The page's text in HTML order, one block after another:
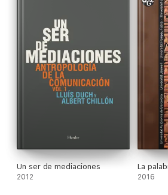
—reducido a la condición de consumidor
superstición del Progreso— y pone en
natural. En fin, permite que quienes
poder, tras los bastidores del teatro
sofisticado y ubicuo complejo
eficaz e inadvertida materialización de
dominio, constitutivas de ese ser de
hombre.
Un ser de mediaciones
2012
La
2016